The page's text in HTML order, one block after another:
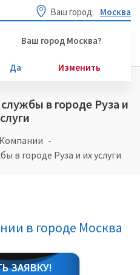
Ваш город: Москва
Ваш город Москва?
Да Изменить
в городе Руза и
Компании
в городе Руза и их услуги
в городе Москва
ЗАЯВКУ!